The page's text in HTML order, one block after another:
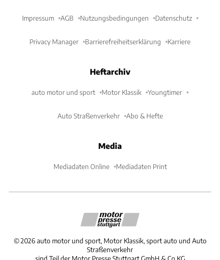
Impressum AGB Nutzungsbedingungen Datenschutz
Privacy Manager Barrierefreiheitserklärung Karriere
Heftarchiv
auto motor und sport Motor Klassik Youngtimer
Auto Straßenverkehr Abo & Hefte
Media
Mediadaten Online Mediadaten Print
©2026 auto motor und sport, Motor Klassik, sport auto und Auto
Straßenverkehr